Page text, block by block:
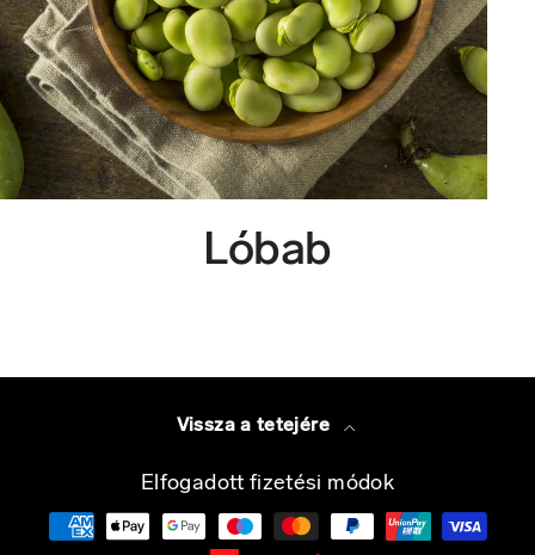
Lóbab
Vissza a tetejére
Elfogadott fizetési módok